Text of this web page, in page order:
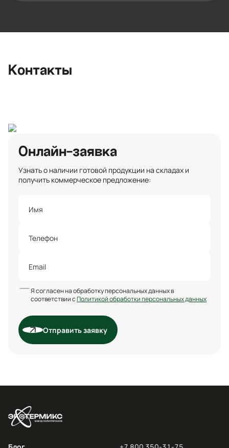
Контактыopt@ecotermix.ru
Онлайн-заявка
Узнать о наличии готовой продукции на складах и
получить коммерческое предложение:
Я согласен на обработку персональных данных в
соответствии сПолитикой обработки персональных данных
Отправить заявку